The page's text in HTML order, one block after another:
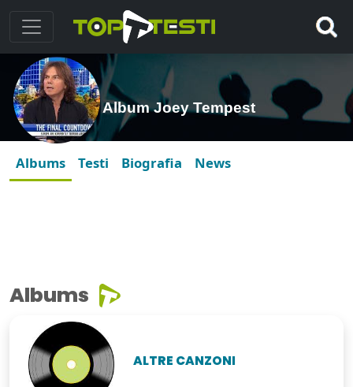
Album Joey Tempest
Albums Testi Biografia News
Albums
ALTRE CANZONI